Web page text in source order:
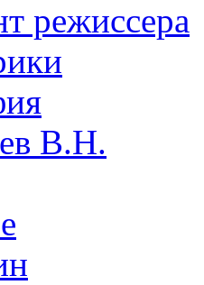
режиссера
В.Н.